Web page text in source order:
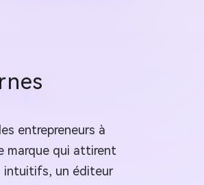
entrepreneurs à
marque qui attirent
intuitifs, un éditeur